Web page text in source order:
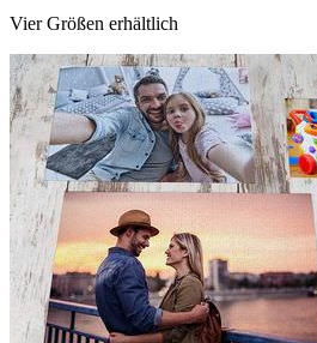
Vier Größen erhältlich